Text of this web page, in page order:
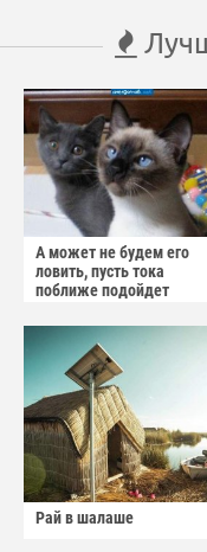
А может не будем его
ловить, пусть тока
поближе подойдет
Рай в шалаше